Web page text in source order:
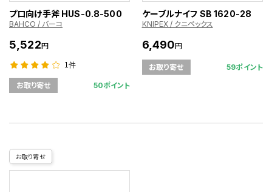
プロ向け手斧 HUS-0.8-500
BAHCO / バーコ
5,522円
1件
お取り寄せ 50ポイント
ケーブルナイフ SB 1620-28
KNIPEX / クニペックス
6,490円
お取り寄せ 59ポイント
お取り寄せ